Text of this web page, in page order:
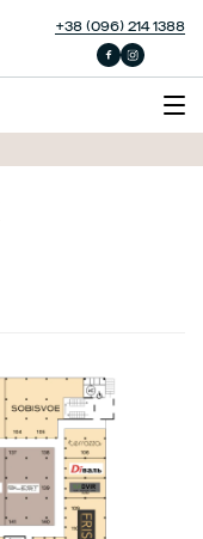
+38 (096) 214 1388